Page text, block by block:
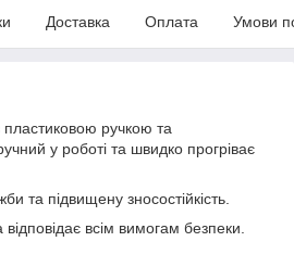
Доставка Оплата Умови
ручкою та
у роботі та швидко прогріває
та підвищену зносостійкість.
всім вимогам безпеки.